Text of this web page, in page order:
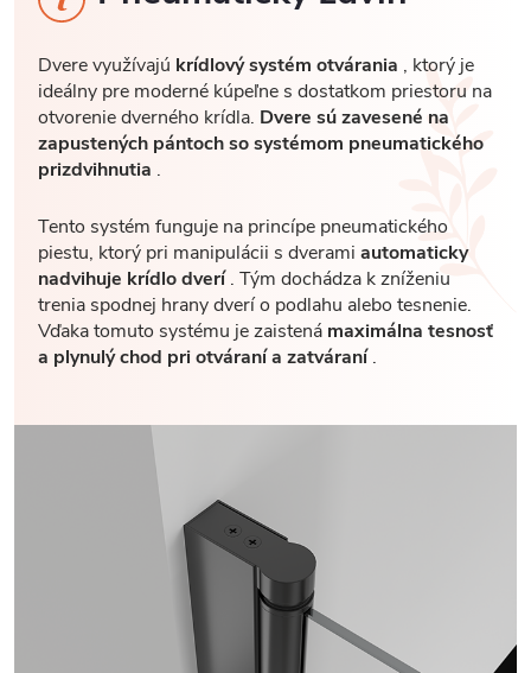
Dvere využívajú krídlový systém otvárania , ktorý je
ideálny pre moderné kúpeľne s dostatkom priestoru na
otvorenie dverného krídla. Dvere sú zavesené na
zapustených pántoch so systémom pneumatického
prizdvihnutia .
Tento systém funguje na princípe pneumatického
piestu, ktorý pri manipulácii s dverami automaticky
nadvihuje krídlo dverí. Tým dochádza k zníženiu
trenia spodnej hrany dverí o podlahu alebo tesnenie.
Vďaka tomuto systému je zaistená maximálna tesnosť
a plynulý chod pri otváraní a zatváraní.